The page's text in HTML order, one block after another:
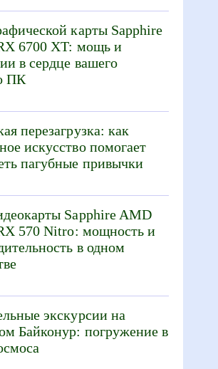
карты Sapphire
6700 XT: мощь и
в сердце вашего
ПК
перезагрузка: как
искусство помогает
пагубные привычки
Sapphire AMD
570 Nitro: мощность и
в одном
экскурсии на
Байконур: погружение в